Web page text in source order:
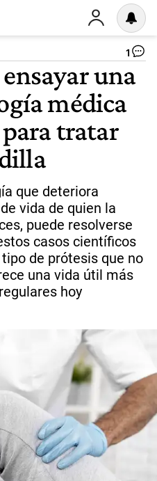
1
una
médica
tratar
que deteriora
vida de quien la
puede resolverse
casos científicos
de prótesis que no
una vida útil más
hoy